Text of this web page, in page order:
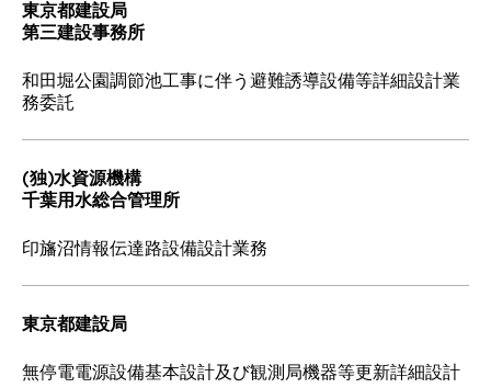
東京都建設局
第三建設事務所
和田堀公園調節池工事に伴う避難誘導設備等詳細設計業
務委託
(独)水資源機構
千葉用水総合管理所
印旛沼情報伝達路設備設計業務
東京都建設局
無停電電源設備基本設計及び観測局機器等更新詳細設計